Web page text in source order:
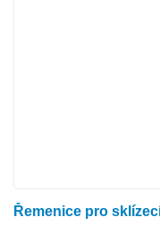
Řemenice pro